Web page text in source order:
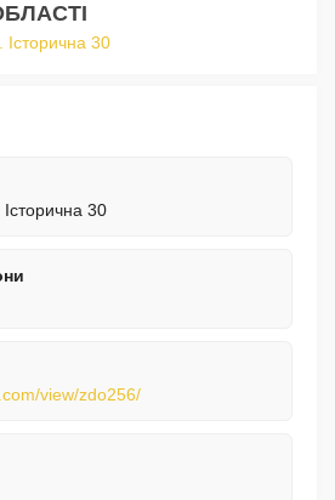
30
30
view/zdo256/